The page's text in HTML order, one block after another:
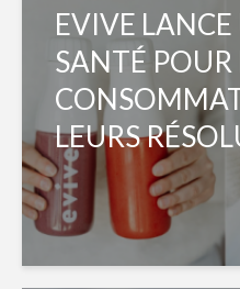
EVIVE
SANTÉ
LEURS